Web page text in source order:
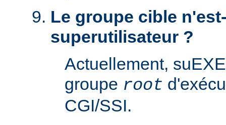
Le groupe cible
superutilisateur ?
Actuellement,
groupe root
CGI/SSI.